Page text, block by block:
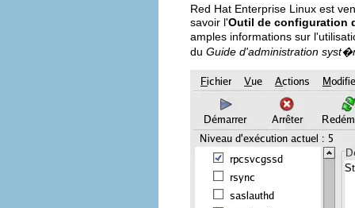
Red Hat Enterprise Linux est
savoir l'Outil de configuration
amples informations sur
du Guide d'administration